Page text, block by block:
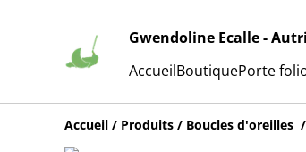
Gwendoline Ecalle -
AccueilBoutiquePorte
Accueil / Produits / Boucles d'oreilles /